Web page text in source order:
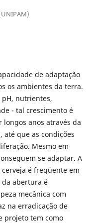
de adaptação
os ambientes da terra.
pH, nutrientes,
- tal crescimento é
anos através da
até que as condições
Mesmo em
se adaptar. A
é freqüente em
da abertura é
mecânica com
na erradicação de
projeto tem como